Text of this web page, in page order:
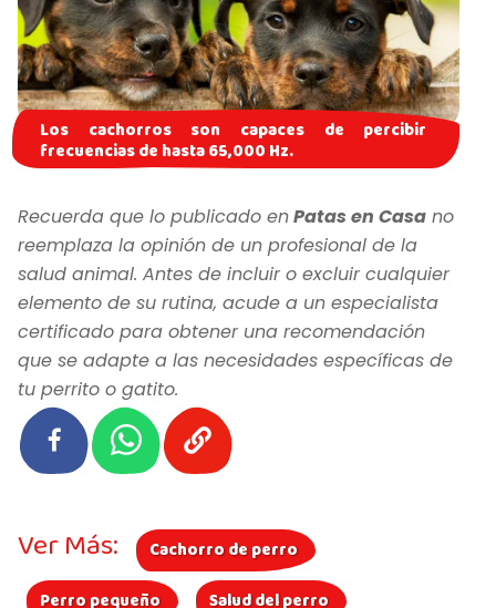
Los cachorros son capaces de percibir
frecuencias de hasta 65,000 Hz.
Recuerda que lo publicado enPatas en Casa no
reemplaza la opinión de un profesional de la
salud animal. Antes de incluir o excluir cualquier
elemento de su rutina, acude a un especialista
certificado para obtener una recomendación
que se adapte a las necesidades específicas de
tu perrito o gatito.
Ver Más:
Cachorro de perro
Perro pequeño
Salud del perro